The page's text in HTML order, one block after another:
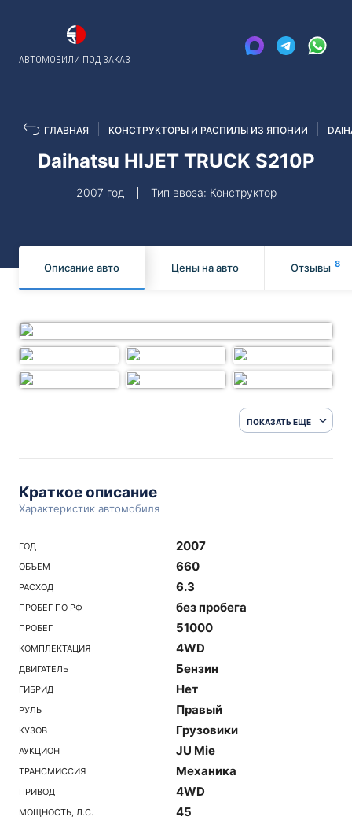
АВТОМОБИЛИ ПОД ЗАКАЗ
ГЛАВНАЯ КОНСТРУКТОРЫ И РАСПИЛЫ ИЗ ЯПОНИИ
Daihatsu HIJET TRUCK S210P
2007 год Тип ввоза: Конструктор
Описание авто Цены на авто Отзывы 8
ПОКАЗАТЬ ЕЩЕ
Краткое описание
Характеристик автомобиля
ГОД 2007
ОБЪЕМ 660
РАСХОД 6.3
ПРОБЕГ ПО РФ без пробега
ПРОБЕГ 51000
КОМПЛЕКТАЦИЯ 4WD
ДВИГАТЕЛЬ Бензин
ГИБРИД Нет
РУЛЬ Правый
КУЗОВ Грузовики
АУКЦИОН JU Mie
ТРАНСМИССИЯ Механика
ПРИВОД 4WD
МОЩНОСТЬ, Л.С. 45